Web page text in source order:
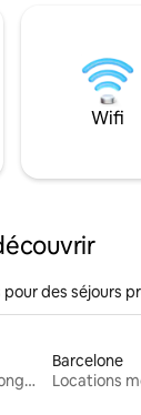
Wifi
des séjours
Locations moyenne et longue durée
Barcelone